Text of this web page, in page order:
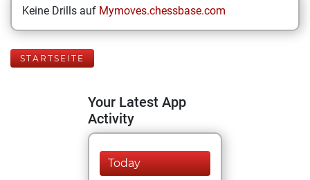
Keine Drills auf Mymoves.chessbase.com
STARTSEITE
Your Latest App
Activity
Today